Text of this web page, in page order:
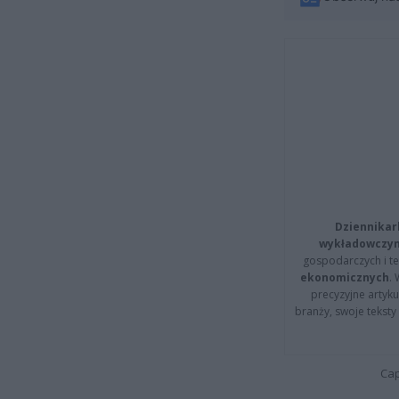
gospodarczych i
ekonomicznych.
precyzyjne
branży, swoje